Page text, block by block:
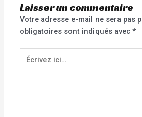
Laisser un commentaire
Votre adresse e-mail ne sera pas
obligatoires sont indiqués avec*
Écrivez
ici…